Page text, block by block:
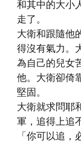
和其中的大小
走了。
大衛和跟隨他
得沒有氣力。
為自己的兒女
他。大衛卻倚
堅固。
大衛就求問耶
軍，追得上追
「你可以追